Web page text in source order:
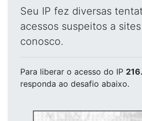
Seu IP fez diversas
acessos suspeitos a
conosco.
Para liberar o acesso do IP
responda ao desafio abaixo.